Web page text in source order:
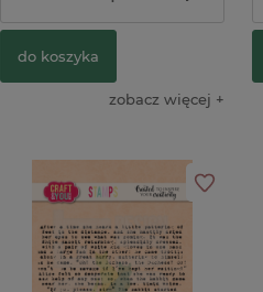
do koszyka
zobacz więcej